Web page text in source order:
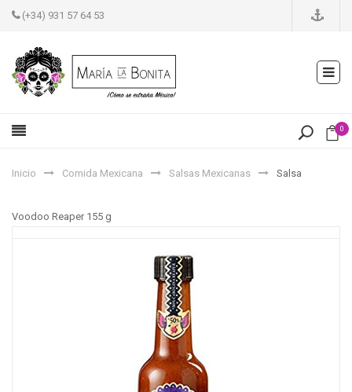
(+34) 931 57 64 53
0
Inicio Comida Mexicana Salsas Mexicanas Salsa
Voodoo Reaper 155 g